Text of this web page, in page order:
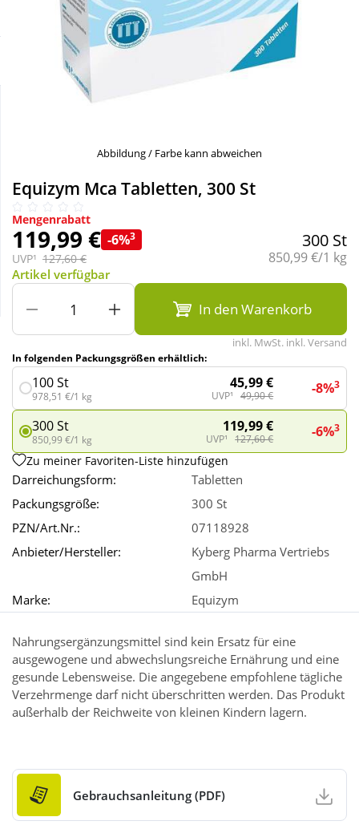
Sparsets
Körperpflege & Kosmetik
Liebe & Erotik
Nahrungsergänzung
Natur & Homöopathie
Sanitätshaus
Sport & Fitness
Tierbedarf
Wellness
Abbildung / Farbe kann abweichen
Equizym Mca Tabletten, 300 St
Mengenrabatt
119,99 € -6%3
UVP¹ 127,60 €
300 St
Grundpreis:
850,99 €/1 kg
Artikel verfügbar
In den Warenkorb
inkl. MwSt. inkl. Versand
In folgenden Packungsgrößen erhältlich:
100 St
978,51 €/1 kg
45,99 €
UVP¹ 49,90 € -8%3
300 St
850,99 €/1 kg
119,99 €
UVP¹ 127,60 € -6%3
Zu meiner Favoriten-Liste hinzufügen
Darreichungsform:
Tabletten
Packungsgröße:
300 St
PZN/Art.Nr.:
07118928
Anbieter/Hersteller:
Kyberg Pharma Vertriebs
GmbH
Marke:
Equizym
Nahrungsergänzungsmittel sind kein Ersatz für eine
ausgewogene und abwechslungsreiche Ernährung und eine
gesunde Lebensweise. Die angegebene empfohlene tägliche
Verzehrmenge darf nicht überschritten werden. Das Produkt
außerhalb der Reichweite von kleinen Kindern lagern.
Gebrauchsanleitung (PDF)